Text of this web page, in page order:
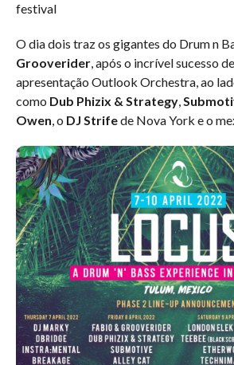
festival
O dia dois traz os gigantes do Drum n
Grooverider, após o incrível sucesso
apresentação Outlook Orchestra, ao
como Dub Phizix & Strategy,
Owen, o DJ Strifede Nova York e o